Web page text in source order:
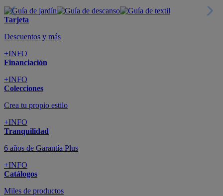
Tarjeta
Descuentos y más
+INFO
Financiación
+INFO
Colecciones
Crea tu propio estilo
+INFO
Tranquilidad
6 años de Garantía Plus
+INFO
Catálogos
Miles de productos